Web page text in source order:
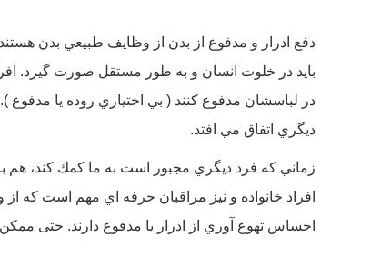
دفع ادرار و مدفوع از بدن از وظايف طبيعي بدن
بايد در خلوت انسان و به طور مستقل صورت گيرد.
در لباسشان مدفوع كنند ( بي اختياري روده يا مدفوع ).
ديگري اتفاق مي افتد.
زماني كه فرد ديگري مجبور است به ما كمك كند، هم
افراد خانواده و نیز مراقبان حرفه اي مهم است كه
احساس تهوع آوري از ادرار يا مدفوع دارند. حتی